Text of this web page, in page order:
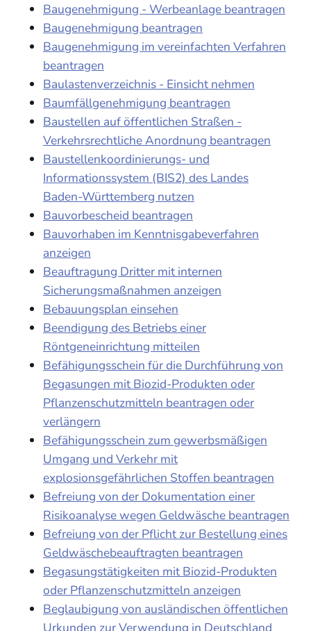
Baugenehmigung - Werbeanlage beantragen
Baugenehmigung beantragen
Baugenehmigung im vereinfachten Verfahren
beantragen
Baulastenverzeichnis - Einsicht nehmen
Baumfällgenehmigung beantragen
Baustellen auf öffentlichen Straßen -
Verkehrsrechtliche Anordnung beantragen
Baustellenkoordinierungs- und
Informationssystem (BIS2) des Landes
Baden-Württemberg nutzen
Bauvorbescheid beantragen
Bauvorhaben im Kenntnisgabeverfahren
anzeigen
Beauftragung Dritter mit internen
Sicherungsmaßnahmen anzeigen
Bebauungsplan einsehen
Beendigung des Betriebs einer
Röntgeneinrichtung mitteilen
Befähigungsschein für die Durchführung von
Begasungen mit Biozid-Produkten oder
Pflanzenschutzmitteln beantragen oder
verlängern
Befähigungsschein zum gewerbsmäßigen
Umgang und Verkehr mit
explosionsgefährlichen Stoffen beantragen
Befreiung von der Dokumentation einer
Risikoanalyse wegen Geldwäsche beantragen
Befreiung von der Pflicht zur Bestellung eines
Geldwäschebeauftragten beantragen
Begasungstätigkeiten mit Biozid-Produkten
oder Pflanzenschutzmitteln anzeigen
Beglaubigung von ausländischen öffentlichen